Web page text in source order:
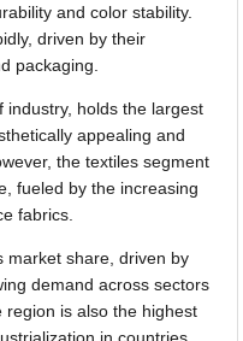
and color stability.
driven by their
packaging.
industry, holds the largest
appealing and
the textiles segment
fueled by the increasing
fabrics.
market share, driven by
demand across sectors
region is also the highest